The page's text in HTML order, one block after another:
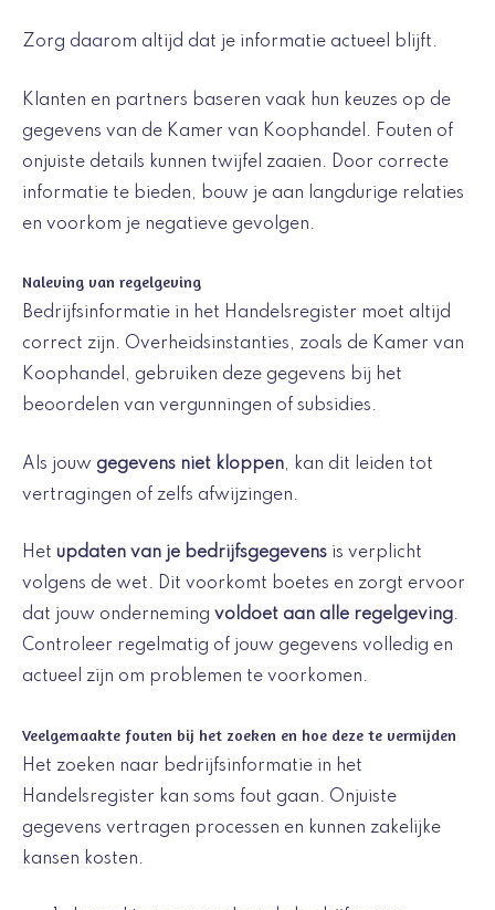
Zorg daarom altijd dat je informatie actueel blijft.
Klanten en partners baseren vaak hun keuzes op de
gegevens van de Kamer van Koophandel. Fouten of
onjuiste details kunnen twijfel zaaien. Door correcte
informatie te bieden, bouw je aan langdurige relaties
en voorkom je negatieve gevolgen.
Naleving van regelgeving
Bedrijfsinformatie in het Handelsregister moet altijd
correct zijn. Overheidsinstanties, zoals de Kamer van
Koophandel, gebruiken deze gegevens bij het
beoordelen van vergunningen of subsidies.
Als jouw gegevens niet kloppen, kan dit leiden tot
vertragingen of zelfs afwijzingen.
Het updaten van je bedrijfsgegevens is verplicht
volgens de wet. Dit voorkomt boetes en zorgt ervoor
dat jouw onderneming voldoet aan alle regelgeving.
Controleer regelmatig of jouw gegevens volledig en
actueel zijn om problemen te voorkomen.
Veelgemaakte fouten bij het zoeken en hoe deze te vermijden
Het zoeken naar bedrijfsinformatie in het
Handelsregister kan soms fout gaan. Onjuiste
gegevens vertragen processen en kunnen zakelijke
kansen kosten.